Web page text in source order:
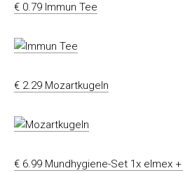
€ 0.79 Immun Tee
€ 2.29 Mozartkugeln
€ 6.99 Mundhygiene-Set 1x elmex +